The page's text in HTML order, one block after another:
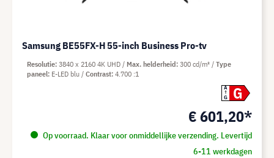
Samsung BE55FX-H 55-inch Business Pro-tv
A
G
G
€ 601,20*
Op voorraad. Klaar voor onmiddellijke verzending. Levertijd
6-11 werkdagen
Resolutie 3840 x 2160 4K UHD Max. helderheid 300 cd/m²
Type
paneel E-LED blu Contrast 4.700 :1